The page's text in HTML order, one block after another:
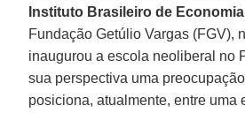
Instituto Brasileiro de Economia
Fundação Getúlio Vargas (FGV),
inaugurou a escola neoliberal no
sua perspectiva uma
posiciona, atualmente, entre uma